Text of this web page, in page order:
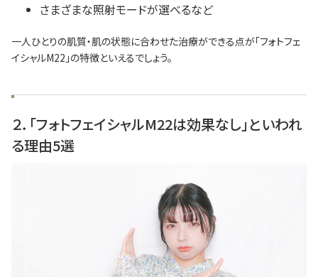
さまざまな照射モードが選べるなど
一人ひとりの肌質・肌の状態に合わせた治療ができる点が「フォトフェ
イシャルM22」の特徴といえるでしょう。
２．「フォトフェイシャルM22は効果なし」といわれ
る理由5選